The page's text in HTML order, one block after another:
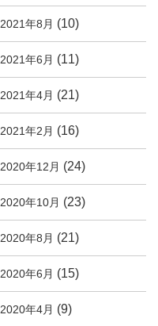
2021年8月 (10)
2021年6月 (11)
2021年4月 (21)
2021年2月 (16)
2020年12月 (24)
2020年10月 (23)
2020年8月 (21)
2020年6月 (15)
2020年4月 (9)